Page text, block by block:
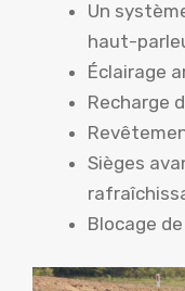
Un
haut-
Éclairage
Recharge
Sièges
Blocage